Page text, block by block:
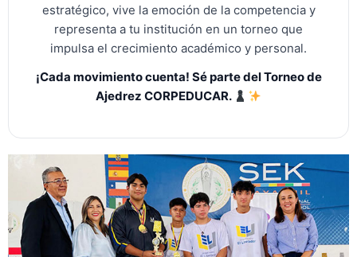
estratégico, vive la emoción de la competencia y
representa a tu institución en un torneo que
impulsa el crecimiento académico y personal.
¡Cada movimiento cuenta! Sé parte del Torneo de
Ajedrez CORPEDUCAR.